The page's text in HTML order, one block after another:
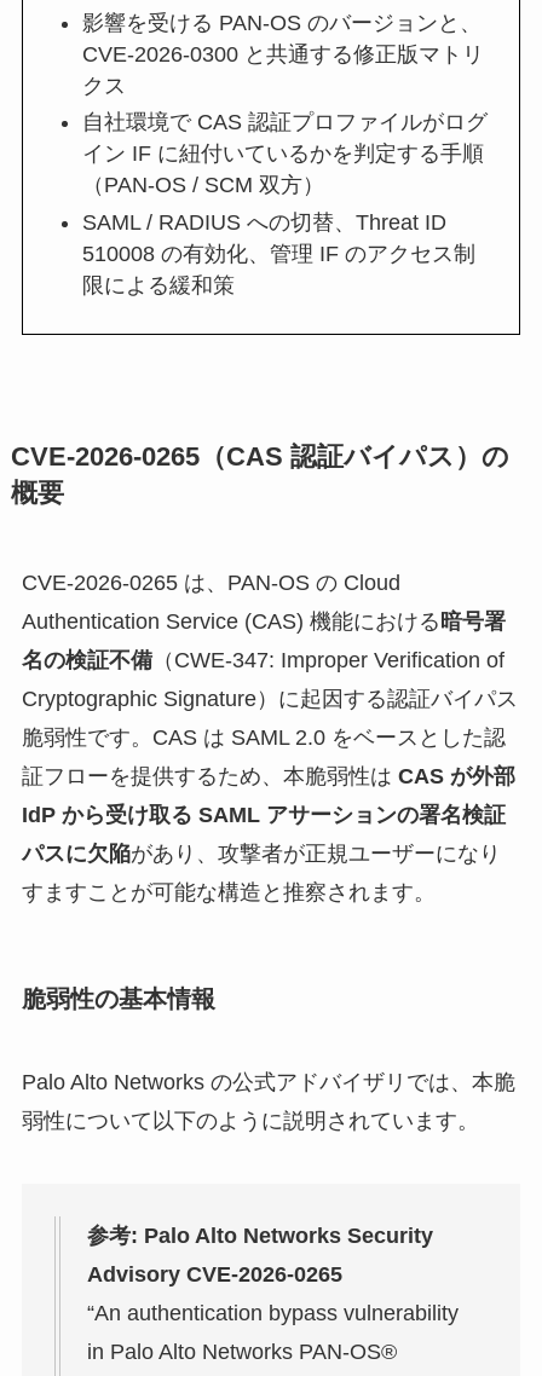
影響を受ける PAN-OS のバージョンと、
CVE-2026-0300 と共通する修正版マトリ
クス
自社環境で CAS 認証プロファイルがログ
イン IF に紐付いているかを判定する手順
（PAN-OS / SCM 双方）
SAML / RADIUS への切替、Threat ID
510008 の有効化、管理 IF のアクセス制
限による緩和策
CVE-2026-0265（CAS 認証バイパス）の
概要
CVE-2026-0265 は、PAN-OS の Cloud
Authentication Service (CAS) 機能における 暗号署
名の検証不備（CWE-347: Improper Verification of
Cryptographic Signature）に起因する認証バイパス
脆弱性です。CAS は SAML 2.0 をベースとした認
証フローを提供するため、本脆弱性は CAS が外部
IdP から受け取る SAML アサーションの署名検証
パスに欠陥があり、攻撃者が正規ユーザーになり
すますことが可能な構造と推察されます。
脆弱性の基本情報
Palo Alto Networks の公式アドバイザリでは、本脆
弱性について以下のように説明されています。
参考: Palo Alto Networks Security
Advisory CVE-2026-0265
“An authentication bypass vulnerability
in Palo Alto Networks PAN-OS®